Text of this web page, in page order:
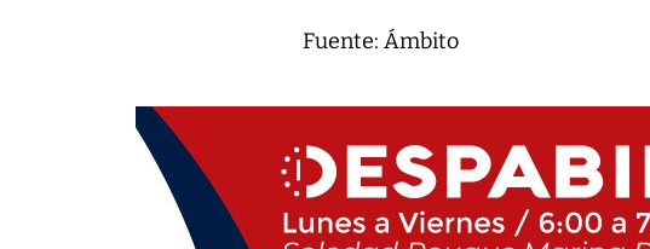
Fuente: Ámbito